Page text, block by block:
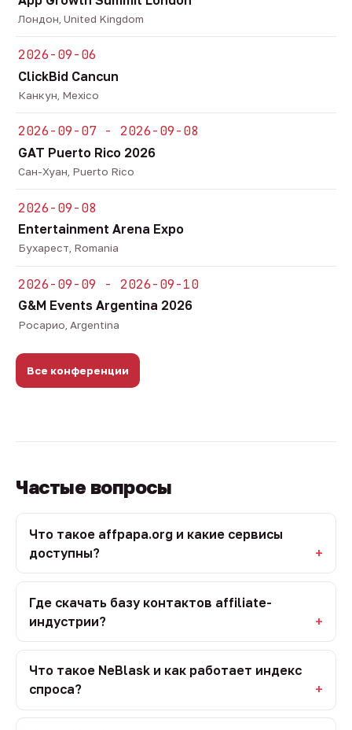
Лондон, United Kingdom
2026-09-06
ClickBid Cancun
Канкун, Mexico
2026-09-07 - 2026-09-08
GAT Puerto Rico 2026
Сан-Хуан, Puerto Rico
2026-09-08
Entertainment Arena Expo
Бухарест, Romania
2026-09-09 - 2026-09-10
G&M Events Argentina 2026
Росарио, Argentina
Все конференции
Частые вопросы
Что такое affpapa.org и какие сервисы
доступны?
Где скачать базу контактов affiliate-
индустрии?
Что такое NeBlask и как работает индекс
спроса?